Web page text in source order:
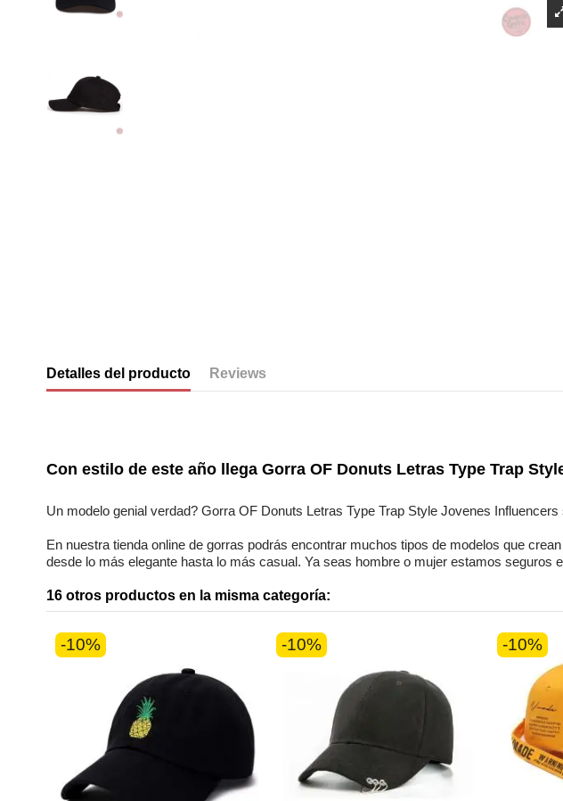
Detalles del producto Reviews
Con estilo de este año llega Gorra OF Donuts Letras Type Trap
Un modelo genial verdad? Gorra OF Donuts Letras Type Trap Style Jovenes Influencers
En nuestratienda online de gorras podrás encontrar muchos tipos de modelos que
desde lo más elegante hasta lo más casual. Ya seas hombre o mujer estamos seguros
16 otros productos en la misma categoría:
-10% -10% -10%